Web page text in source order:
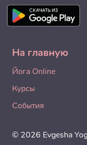
На главную
Йога Online
Курсы
События
© 2026 Evgesha